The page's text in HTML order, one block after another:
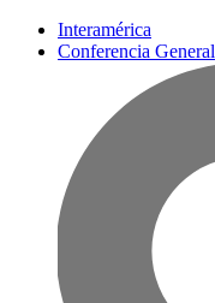
Interamérica
Conferencia General